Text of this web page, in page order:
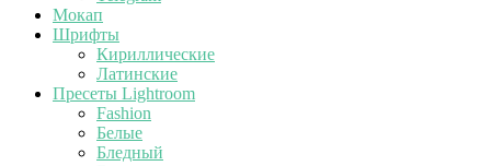
Мокап
Шрифты
Кириллические
Латинские
Пресеты Lightroom
Fashion
Белые
Бледный